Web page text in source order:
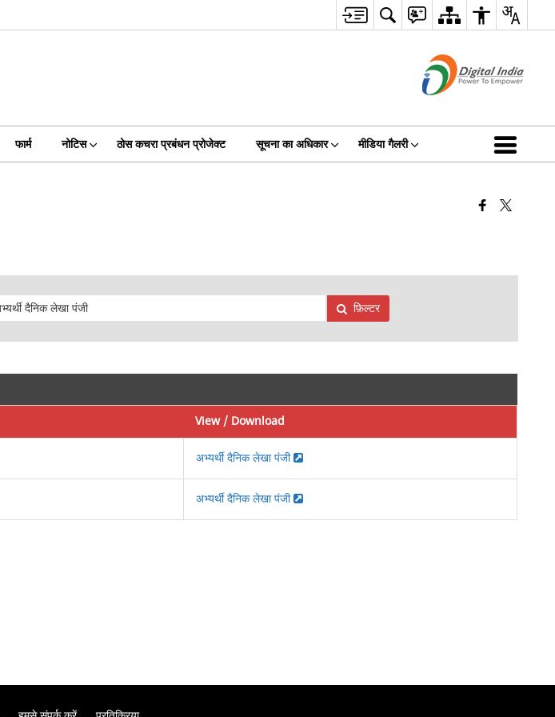
फार्म नोटिस ठोस कचरा प्रबंधन प्रोजेक्ट सूचना का अधिकार मीडिया गैलरी
फ़िल्टर
View / Download
अभ्यर्थी दैनिक लेखा पंजी
अभ्यर्थी दैनिक लेखा पंजी